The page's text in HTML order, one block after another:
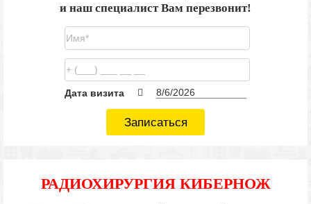
и наш специалист Вам перезвонит!
Дата визита
Записаться
РАДИОХИРУРГИЯ КИБЕРНОЖ